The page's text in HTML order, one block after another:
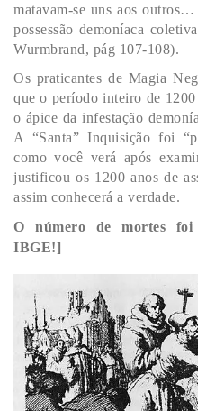
matavam-se uns aos
possessão demoníaca
Wurmbrand, pág 107-108).
Os praticantes de Magia
que o período inteiro de
o ápice da infestação
A “Santa” Inquisição foi
como você verá após
justificou os 1200 anos de
assim conhecerá a verdade.
O número de mortes foi
IBGE!]